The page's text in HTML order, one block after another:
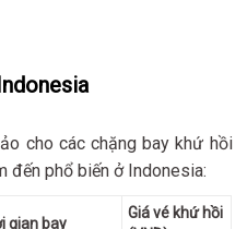
cho các chặng bay khứ hồi
đến phổ biến ở Indonesia:
gian bay
Giá vé khứ hồi